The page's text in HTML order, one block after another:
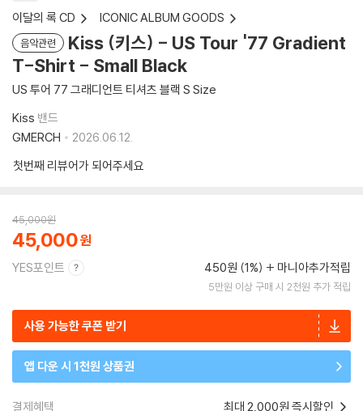
이달의 록 CD ICONIC ALBUM GOODS
음악관련
Kiss (키스) - US Tour '77 Gradient
T-Shirt - Small Black
US 투어 77 그래디언트 티셔츠 블랙 S Size
Kiss 밴드
GMERCH
2026.06.12.
첫번째 리뷰어가 되어주세요
45,000원
45,000
YES포인트 450원 (1%) 마니아추가적립
5만원 이상 구매 시 2천원 추가 적립
사용 가능한 쿠폰 받기
앱 다운 시 1천원 상품권
결제혜택 최대 2,000원 즉시할인